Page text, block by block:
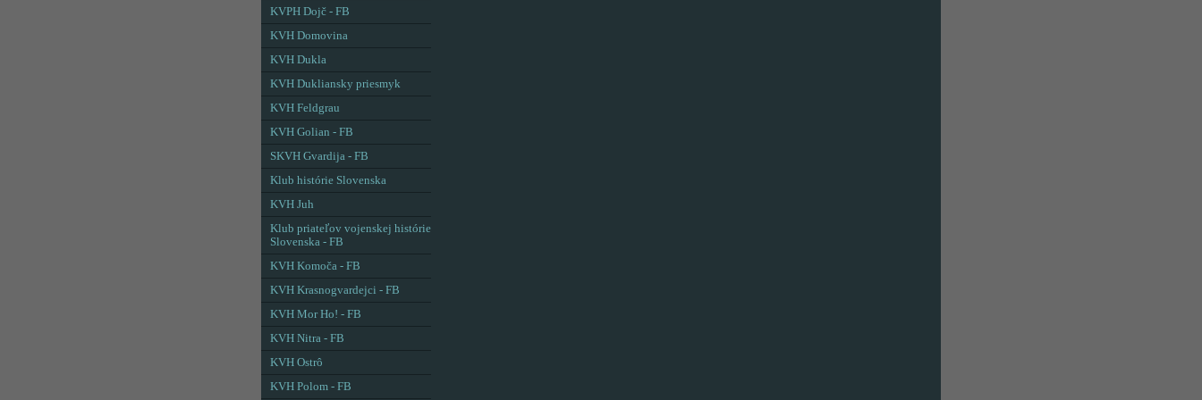
KVPH Dojč - FB
KVH Domovina
KVH Dukla
KVH Dukliansky priesmyk
KVH Feldgrau
KVH Golian - FB
SKVH Gvardija - FB
Klub histórie Slovenska
KVH Juh
Klub priateľov vojenskej histórie
Slovenska - FB
KVH Komoča - FB
KVH Krasnogvardejci - FB
KVH Mor Ho! - FB
KVH Nitra - FB
KVH Ostrô
KVH Polom - FB